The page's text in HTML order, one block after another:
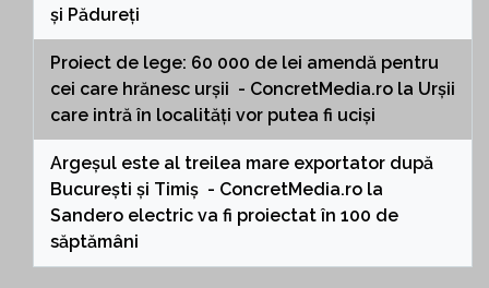
și Pădureți
Proiect de lege: 60 000 de lei amendă pentru
cei care hrănesc urșii - ConcretMedia.ro la Urșii
care intră în localități vor putea fi uciși
Argeșul este al treilea mare exportator după
București și Timiș - ConcretMedia.ro la
Sandero electric va fi proiectat în 100 de
săptămâni